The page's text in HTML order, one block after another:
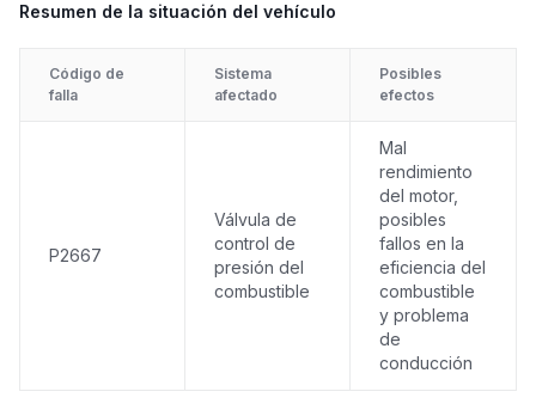
Resumen de la situación del vehículo
Código de
falla
Sistema
afectado
Posibles
efectos
P2667
Válvula de
control de
presión del
combustible
Mal
rendimiento
del motor,
posibles
fallos en la
eficiencia del
combustible
y problema
de
conducción